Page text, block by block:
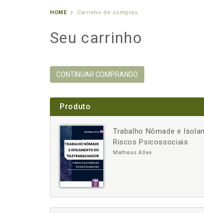
HOME Carrinho de compras
Seu carrinho
CONTINUAR COMPRANDO
Produto
Trabalho Nômade e
Riscos Psicossociais
Matheus Alles